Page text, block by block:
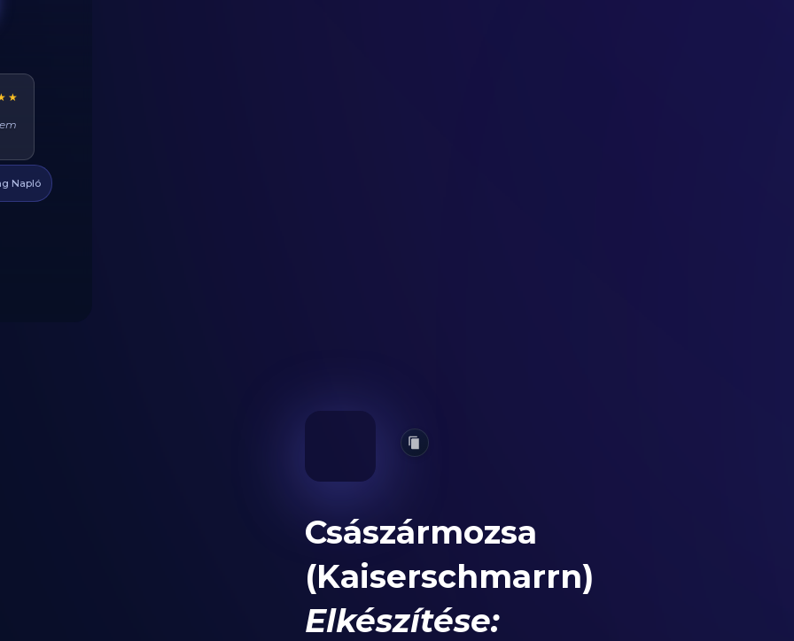
Napló
Császármozsa
(Kaiserschmarrn)
Elkészítése: